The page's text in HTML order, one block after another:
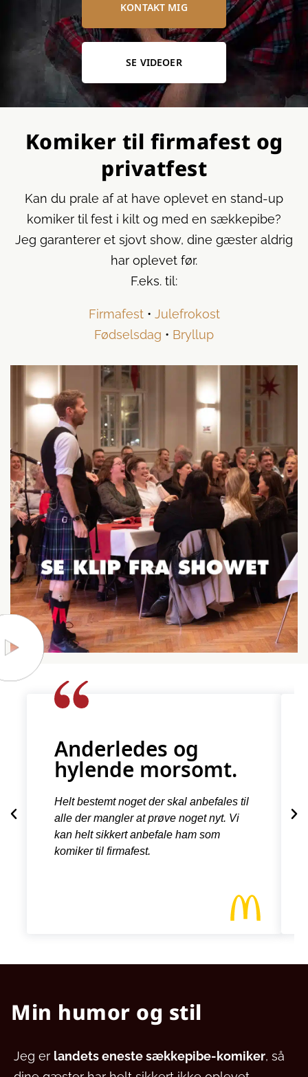
KONTAKT MIG
SE VIDEOER
Komiker til firmafest og
privatfest
Kan du prale af at have oplevet en stand-up
komiker til fest i kilt og med en sækkepibe?
Jeg garanterer et sjovt show, dine gæster aldrig
har oplevet før.
F.eks. til:
Firmafest • Julefrokost
Fødselsdag • Bryllup
Helt bestemt noget der skal anbefales til
alle der mangler at prøve noget nyt. Vi
kan helt sikkert anbefale ham som
komiker til firmafest.
Anderledes og
hylende morsomt.
Min humor og stil
Jeg er landets eneste sækkepibe-komiker, så